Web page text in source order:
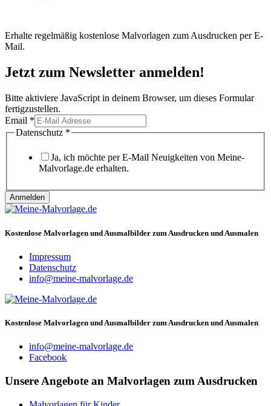
Erhalte regelmäßig kostenlose Malvorlagen zum Ausdrucken per E-
Mail.
Jetzt zum Newsletter anmelden!
Bitte aktiviere JavaScript in deinem Browser, um dieses Formular
fertigzustellen.
Email
Datenschutz
Email *
Datenschutz *
Ja, ich möchte per E-Mail Neuigkeiten von Meine-
Malvorlage.de erhalten.
Anmelden
Kostenlose Malvorlagen und Ausmalbilder zum Ausdrucken und Ausmalen
Impressum
Datenschutz
info@meine-malvorlage.de
Kostenlose Malvorlagen und Ausmalbilder zum Ausdrucken und Ausmalen
info@meine-malvorlage.de
Facebook
Unsere Angebote an Malvorlagen zum Ausdrucken